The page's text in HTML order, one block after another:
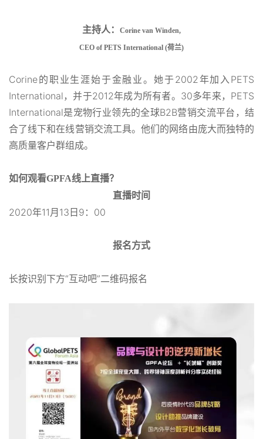
主持人： Corine van Winden,
CEO of PETS International (荷兰)
Corine的职业生涯始于金融业。她于2002年加入PETS
International，并于2012年成为所有者。30多年来，PETS
International是宠物行业领先的全球B2B营销交流平台，结
合了线下和在线营销交流工具。他们的网络由庞大而独特的
高质量客户群组成。
如何观看GPFA线上直播？
直播时间
2020年11月13日9：00
报名方式
长按识别下方“互动吧”二维码报名